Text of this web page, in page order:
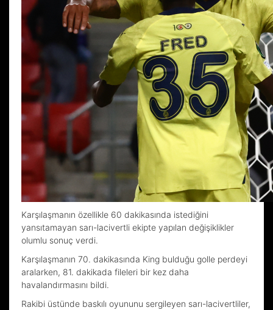
Karşılaşmanın özellikle 60 dakikasında istediğini
yansıtamayan sarı-lacivertli ekipte yapılan değişiklikler
olumlu sonuç verdi.
Karşılaşmanın 70. dakikasında King bulduğu golle perdeyi
aralarken, 81. dakikada fileleri bir kez daha
havalandırmasını bildi.
Rakibi üstünde baskılı oyununu sergileyen sarı-lacivertliler,